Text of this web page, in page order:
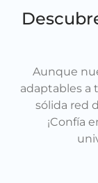
Aunque
adaptables a
sólida red
¡Confía